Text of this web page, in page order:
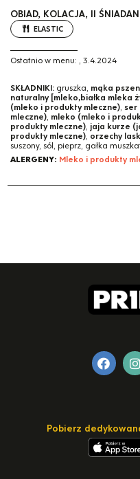
OBIAD, KOLACJA, II
ELASTIC
Ostatnio w menu: , 3.4.2024
SKŁADNIKI: gruszka, mąka
naturalny [mleko,białka mleka
(mleko i produkty mleczne), ser
mleczne), mleko (mleko i
produkty mleczne), jaja kurze
produkty mleczne), orzechy
suszony, sól, pieprz, gałka
ALERGENY: Mleko i produkty
Pobierz